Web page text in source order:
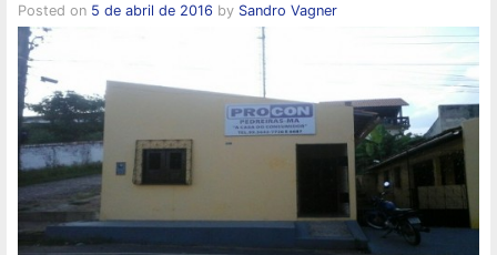
Posted on 5 de abril de 2016 by Sandro Vagner